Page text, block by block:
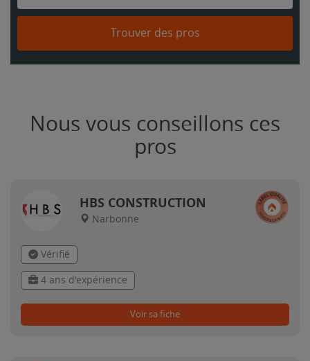
Trouver des pros
Nous vous conseillons ces
pros
HBS CONSTRUCTION
Narbonne
Vérifié
4 ans d'expérience
Voir sa fiche